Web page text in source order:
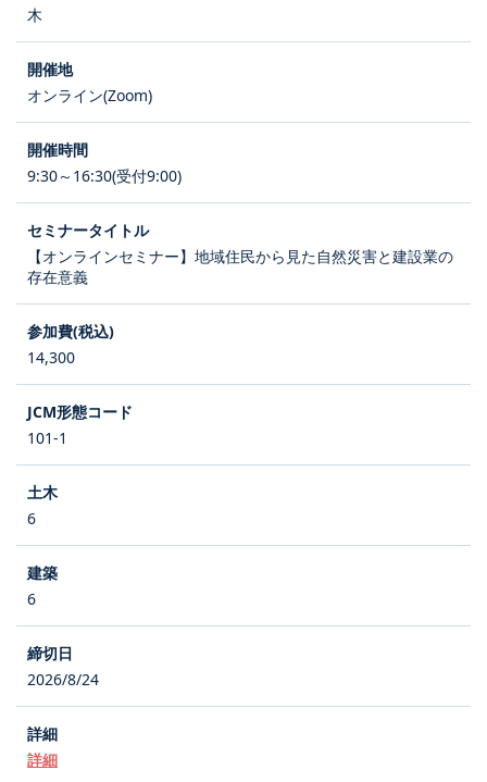
木
オンライン(Zoom)
9:30～16:30(受付9:00)
【オンラインセミナー】地域住民から見た自然災害と建設業の
存在意義
14,300
101-1
6
6
2026/8/24
詳細